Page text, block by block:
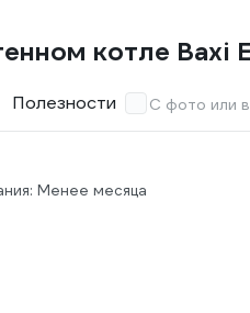
котле Baxi
Полезности С фото или
Менее месяца